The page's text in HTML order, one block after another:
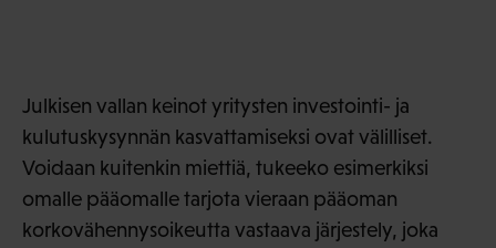
Julkisen vallan keinot yritysten investointi- ja
kulutuskysynnän kasvattamiseksi ovat välilliset.
Voidaan kuitenkin miettiä, tukeeko esimerkiksi
omalle pääomalle tarjota vieraan pääoman
korkovähennysoikeutta vastaava järjestely, joka